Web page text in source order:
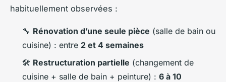
habituellement observées :
🔧 Rénovation d’une seule pièce (salle de bain ou
cuisine) : entre 2 et 4 semaines
🛠️ Restructuration partielle (changement de
cuisine + salle de bain + peinture) : 6 à 10